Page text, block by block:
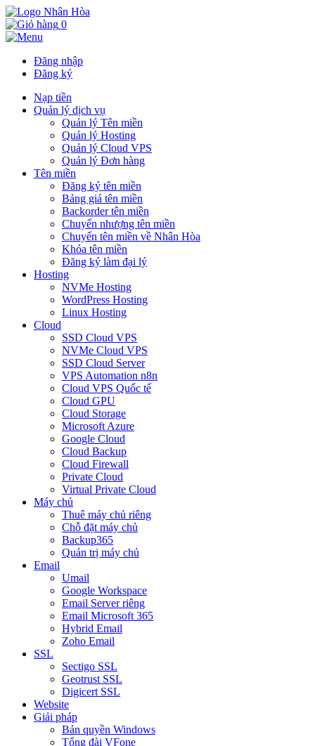
0
Đăng nhập
Đăng ký
Nạp tiền
Quản lý dịch vụ
Quản lý Tên miền
Quản lý Hosting
Quản lý Cloud VPS
Quản lý Đơn hàng
Tên miền
Đăng ký tên miền
Bảng giá tên miền
Backorder tên miền
Chuyển nhượng tên miền
Chuyển tên miền về Nhân Hòa
Khóa tên miền
Đăng ký làm đại lý
Hosting
NVMe Hosting
WordPress Hosting
Linux Hosting
Cloud
SSD Cloud VPS
NVMe Cloud VPS
SSD Cloud Server
VPS Automation n8n
Cloud VPS Quốc tế
Cloud GPU
Cloud Storage
Microsoft Azure
Google Cloud
Cloud Backup
Cloud Firewall
Private Cloud
Virtual Private Cloud
Máy chủ
Thuê máy chủ riêng
Chỗ đặt máy chủ
Backup365
Quản trị máy chủ
Email
Umail
Google Workspace
Email Server riêng
Email Microsoft 365
Hybrid Email
Zoho Email
SSL
Sectigo SSL
Geotrust SSL
Digicert SSL
Website
Giải pháp
Bản quyền Windows
Tổng đài VFone